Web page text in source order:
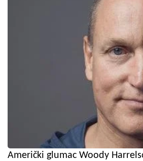
Američki glumac Woody